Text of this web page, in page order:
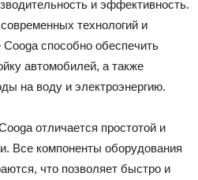
и эффективность.
технологий и
способно обеспечить
автомобилей, а также
на воду и электроэнергию.
отличается простотой и
Все компоненты оборудования
что позволяет быстро и